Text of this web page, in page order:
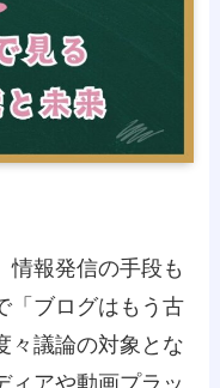
情報発信の手段も
「ブログはもう古
々議論の対象とな
ィアや動画プラッ